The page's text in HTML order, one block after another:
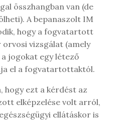
összhangban van (de
A bepanaszolt IM
hogy a fogvatartott
vizsgálat (amely
a jogokat egy létező
el a fogvatartottaktól.
hogy ezt a kérdést az
elképzelése volt arról,
ellátáskor is